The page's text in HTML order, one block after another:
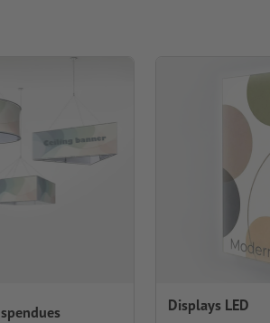
Displays LED